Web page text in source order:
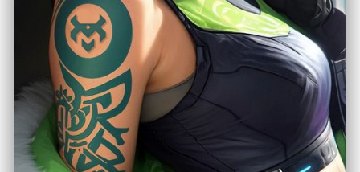
Kalau lo tipe anak nongkrongan yang
suka banget main bareng tapi males
ribet ngeluarin konsol atau nunggu giliran
di rental, AirConsole bisa jadi
penyelamat tongkrongan lo. Cukup
modal satu laptop atau Smart TV di
ruang tengah, terus semua temen
tinggal buka HP masing-masing,